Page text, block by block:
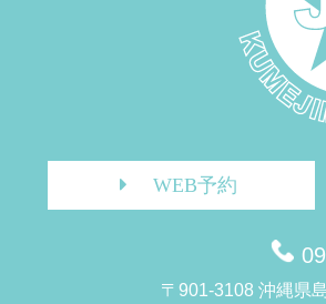
WEB予約
〒901-3108 沖縄県